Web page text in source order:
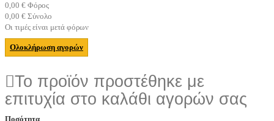
0,00 € Φόρος
0,00 € Σύνολο
Οι τιμές είναι μετά φόρων
Ολοκλήρωση αγορών
Το προϊόν προστέθηκε με
επιτυχία στο καλάθι αγορών σας
Ποσότητα